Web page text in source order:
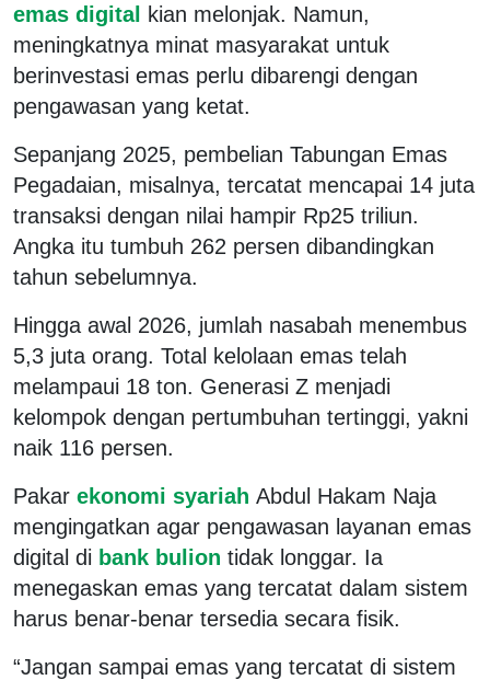
emas digital
kian melonjak. Namun,
meningkatnya minat masyarakat untuk
berinvestasi emas perlu dibarengi dengan
pengawasan yang ketat.
Sepanjang 2025, pembelian Tabungan Emas
Pegadaian, misalnya, tercatat mencapai 14 juta
transaksi dengan nilai hampir Rp25 triliun.
Angka itu tumbuh 262 persen dibandingkan
tahun sebelumnya.
Hingga awal 2026, jumlah nasabah menembus
5,3 juta orang. Total kelolaan emas telah
melampaui 18 ton. Generasi Z menjadi
kelompok dengan pertumbuhan tertinggi, yakni
naik 116 persen.
Pakar ekonomi syariah Abdul Hakam Naja
mengingatkan agar pengawasan layanan emas
digital di bank bulion tidak longgar. Ia
menegaskan emas yang tercatat dalam sistem
harus benar-benar tersedia secara fisik.
“Jangan sampai emas yang tercatat di sistem